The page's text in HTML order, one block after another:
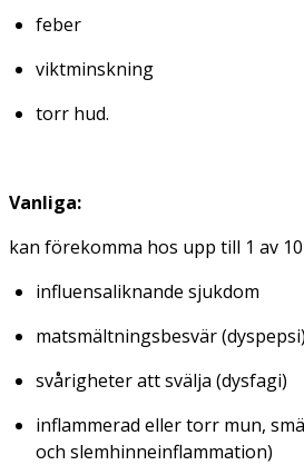
feber
viktminskning
torr hud.
Vanliga:
kan förekomma hos upp till 1 av
influensaliknande sjukdom
matsmältningsbesvär (dyspepsi)
svårigheter att svälja (dysfagi)
inflammerad eller torr mun,
och slemhinneinflammation)